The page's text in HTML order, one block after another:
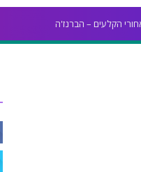
הקלעים – הברנז'ה